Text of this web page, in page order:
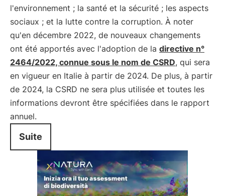
l'environnement ; la santé et la sécurité ; les aspects
sociaux ; et la lutte contre la corruption. À noter
qu'en décembre 2022, de nouveaux changements
ont été apportés avec l'adoption de la directive n°
2464/2022, connue sous le nom de CSRD, qui sera
en vigueur en Italie à partir de 2024. De plus, à partir
de 2024, la CSRD ne sera plus utilisée et toutes les
informations devront être spécifiées dans le rapport
annuel.
Suite